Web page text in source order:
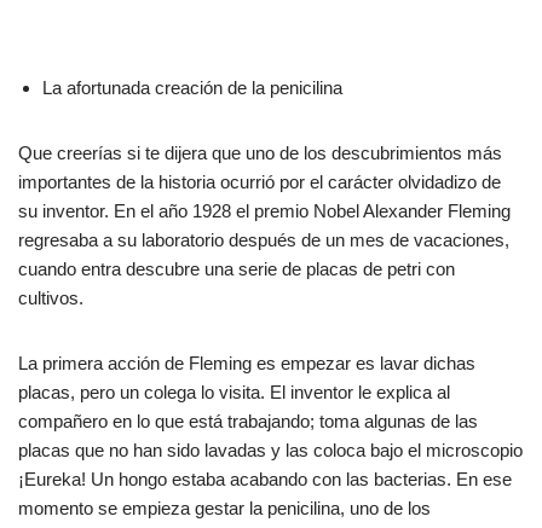
La afortunada creación de la penicilina
Que creerías si te dijera que uno de los descubrimientos más
importantes de la historia ocurrió por el carácter olvidadizo de
su inventor. En el año 1928 el premio Nobel Alexander Fleming
regresaba a su laboratorio después de un mes de vacaciones,
cuando entra descubre una serie de placas de petri con
cultivos.
La primera acción de Fleming es empezar es lavar dichas
placas, pero un colega lo visita. El inventor le explica al
compañero en lo que está trabajando; toma algunas de las
placas que no han sido lavadas y las coloca bajo el microscopio
¡Eureka! Un hongo estaba acabando con las bacterias. En ese
momento se empieza gestar la penicilina, uno de los